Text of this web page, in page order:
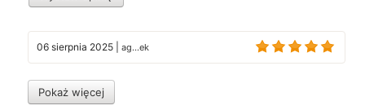
06 sierpnia 2025 ag...ek
Pokaż więcej